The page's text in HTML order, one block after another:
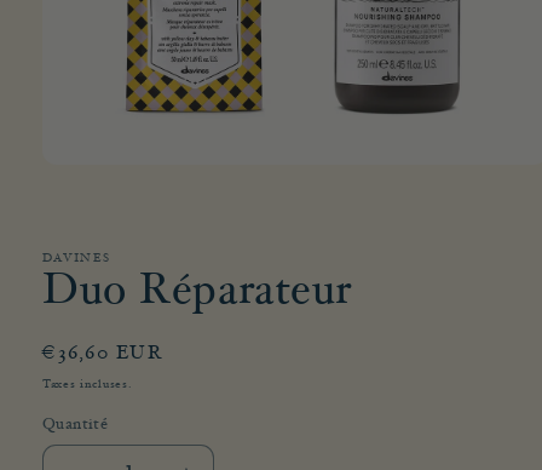
une
fenêtre
modale
DAVINES
Duo Réparateur
Prix
habituel
€36,60 EUR
Taxes incluses.
Quantité